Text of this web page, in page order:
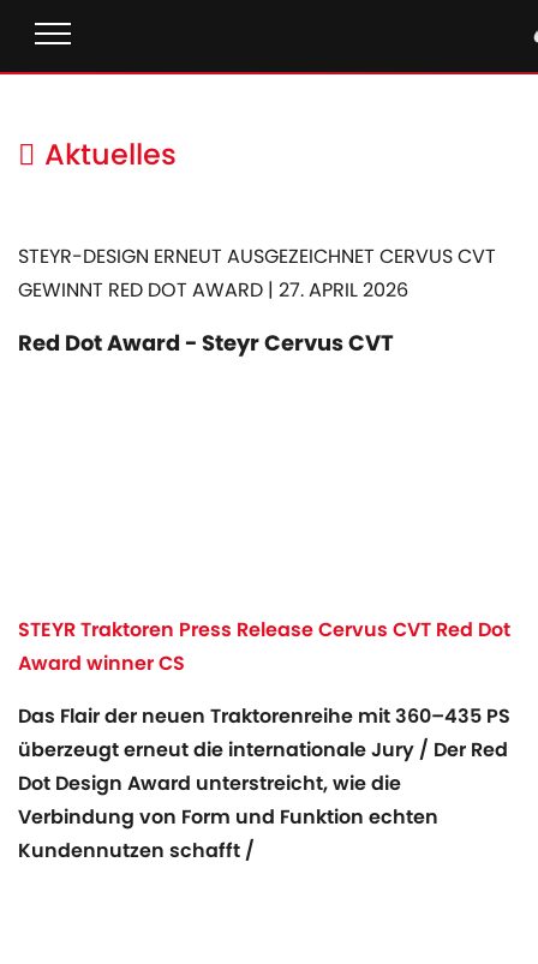
Aktuelles
STEYR-DESIGN ERNEUT AUSGEZEICHNET CERVUS CVT
GEWINNT RED DOT AWARD | 27. APRIL 2026
Red Dot Award - Steyr Cervus CVT
STEYR Traktoren Press Release Cervus CVT Red Dot
Award winner CS
Das Flair der neuen Traktorenreihe mit 360–435 PS
überzeugt erneut die internationale Jury / Der Red
Dot Design Award unterstreicht, wie die
Verbindung von Form und Funktion echten
Kundennutzen schafft /